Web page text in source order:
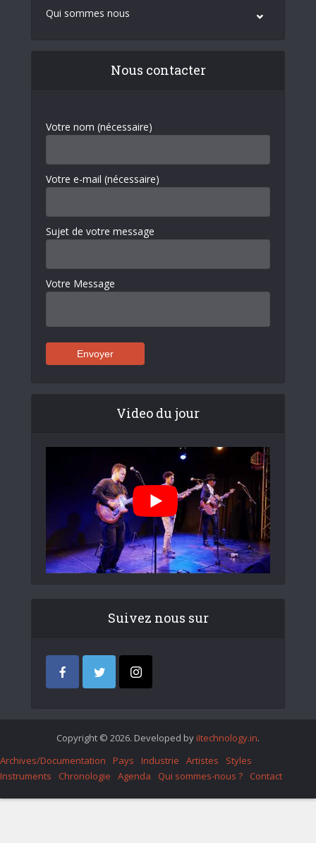
Qui sommes nous
Nous contacter
Votre nom (nécessaire)
Votre e-mail (nécessaire)
Sujet de votre message
Votre Message
Video du jour
Suivez nous sur
Copyright © 2026. Developed by iItechnology.in.
Archives/Documentation
Pays Industrie Artistes
Styles
Instruments
Chronologie Agenda Qui sommes-nous ? Contact